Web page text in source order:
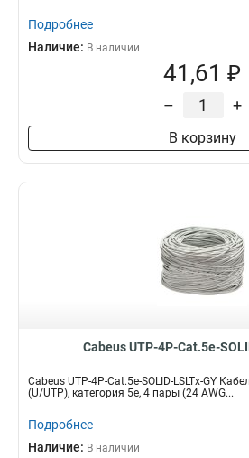
Подробнее
Наличие: В наличии
41,61 ₽
– +
В корзину
Cabeus UTP-4P-Cat.5e-
Cabeus UTP-4P-Cat.5e-SOLID-LSLTx-GY
(U/UTP), категория 5e, 4 пары (24 AWG...
Подробнее
Наличие: В наличии